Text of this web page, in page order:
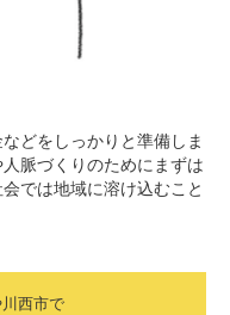
どをしっかりと準備しま
脈づくりのためにまずは
では地域に溶け込むこと
西市で